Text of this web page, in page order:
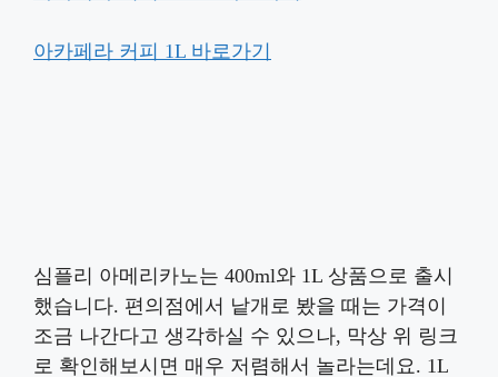
아카페라 커피 1L 바로가기
심플리 아메리카노는 400ml와 1L 상품으로 출시
했습니다. 편의점에서 낱개로 봤을 때는 가격이
조금 나간다고 생각하실 수 있으나, 막상 위 링크
로 확인해보시면 매우 저렴해서 놀라는데요. 1L